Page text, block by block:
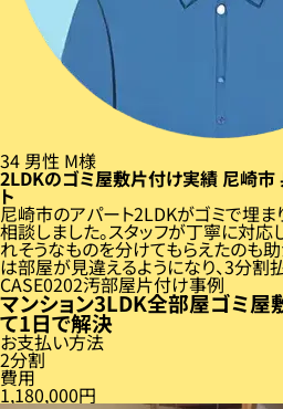
34 男性 M様
2LDKのゴミ屋敷片付け実績 尼崎市
ト
尼崎市のアパート2LDKがゴミで埋ま
相談しました。スタッフが丁寧に対応
れそうなものを分けてもらえたのも
は部屋が見違えるようになり、3分割
CASE 02汚部屋片付け事例
マンション3LDK全部屋ゴミ屋
て1日で解決
お支払い方法
2分割
費用
1,180,000円